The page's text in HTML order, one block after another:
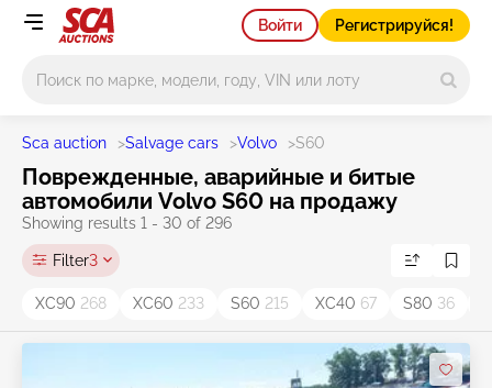
Войти Регистрируйся!
Sca auction >Salvage cars >Volvo >S60
Поврежденные, аварийные и битые
автомобили Volvo S60 на продажу
Showing results 1 - 30 of 296
Filter3
XC90 268 XC60 233 S60 215 XC40 67 S80 36